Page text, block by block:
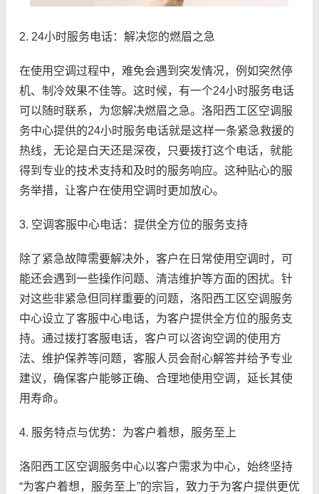
2. 24小时服务电话：解决您的燃眉之急
在使用空调过程中，难免会遇到突发情况，例如突然停
机、制冷效果不佳等。这时候，有一个24小时服务电话
可以随时联系，为您解决燃眉之急。洛阳西工区空调服
务中心提供的24小时服务电话就是这样一条紧急救援的
热线，无论是白天还是深夜，只要拨打这个电话，就能
得到专业的技术支持和及时的服务响应。这种贴心的服
务举措，让客户在使用空调时更加放心。
3. 空调客服中心电话：提供全方位的服务支持
除了紧急故障需要解决外，客户在日常使用空调时，可
能还会遇到一些操作问题、清洁维护等方面的困扰。针
对这些非紧急但同样重要的问题，洛阳西工区空调服务
中心设立了客服中心电话，为客户提供全方位的服务支
持。通过拨打客服电话，客户可以咨询空调的使用方
法、维护保养等问题，客服人员会耐心解答并给予专业
建议，确保客户能够正确、合理地使用空调，延长其使
用寿命。
4. 服务特点与优势：为客户着想，服务至上
洛阳西工区空调服务中心以客户需求为中心，始终坚持
“为客户着想，服务至上”的宗旨，致力于为客户提供更优